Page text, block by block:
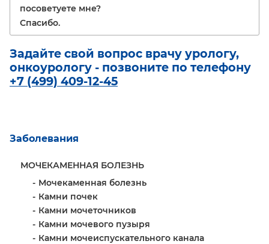
посоветуете мне?
Спасибо.
Задайте свой вопрос врачу урологу,
онкоурологу - позвоните по телефону
+7 (499) 409-12-45
Заболевания
МОЧЕКАМЕННАЯ БОЛЕЗНЬ
Мочекаменная болезнь
Камни почек
Камни мочеточников
Камни мочевого пузыря
Камни мочеиспускательного канала